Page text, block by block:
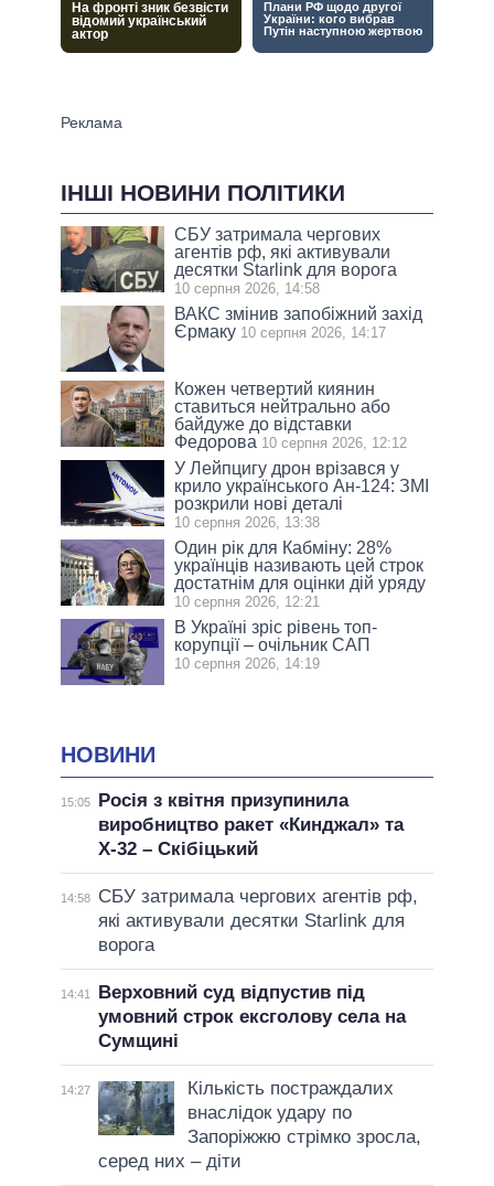
ІНШІ НОВИНИ ПОЛІТИКИ
СБУ затримала чергових
агентів рф, які активували
десятки Starlink для ворога
10 серпня 2026, 14:58
ВАКС змінив запобіжний захід
Єрмаку 10 серпня 2026, 14:17
Кожен четвертий киянин
ставиться нейтрально або
байдуже до відставки
Федорова 10 серпня 2026, 12:12
У Лейпцигу дрон врізався у
крило українського Ан-124: ЗМІ
розкрили нові деталі
10 серпня 2026, 13:38
Один рік для Кабміну: 28%
українців називають цей строк
достатнім для оцінки дій уряду
10 серпня 2026, 12:21
В Україні зріс рівень топ-
корупції – очільник САП
10 серпня 2026, 14:19
НОВИНИ
15:05
Росія з квітня призупинила
виробництво ракет «Кинджал» та
Х-32 – Скібіцький
14:58
СБУ затримала чергових агентів рф,
які активували десятки Starlink для
ворога
14:41
Верховний суд відпустив під
умовний строк ексголову села на
Сумщині
14:27
Кількість постраждалих
внаслідок удару по
Запоріжжю стрімко зросла,
серед них – діти